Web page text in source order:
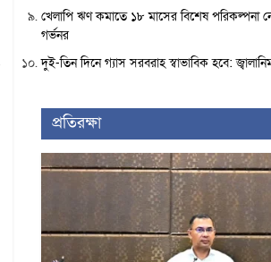
খেলাপি ঋণ কমাতে ১৮ মাসের বিশেষ পরিকল্পনা
গর্ভনর
দুই-তিন দিনে গ্যাস সরবরাহ স্বাভাবিক হবে:
প্রতিরক্ষা